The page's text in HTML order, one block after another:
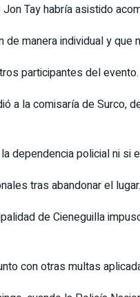
Tay habría asistido
manera individual y que
participantes del evento.
a la comisaría de Surco,
dependencia policial ni
tras abandonar el lugar.
de Cieneguilla
con otras multas